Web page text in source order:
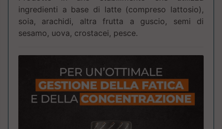
ingredienti a base di latte (compreso lattosio),
soia, arachidi, altra frutta a guscio, semi di
sesamo, uova, crostacei, pesce.